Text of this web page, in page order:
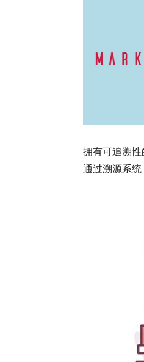
拥有可追溯性
通过溯源系统